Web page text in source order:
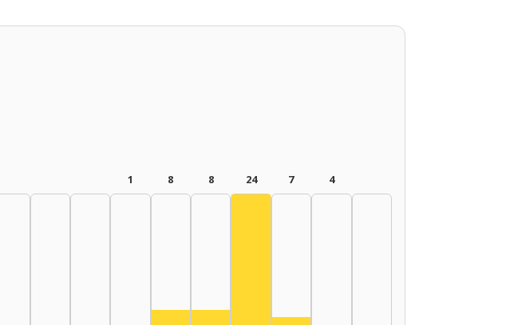
1 8 8 24 7 4